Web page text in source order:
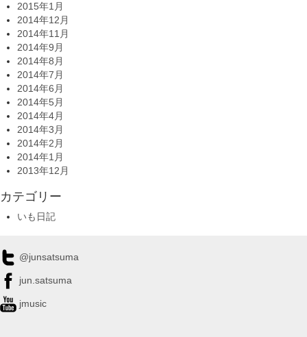
2015年1月
2014年12月
2014年11月
2014年9月
2014年8月
2014年7月
2014年6月
2014年5月
2014年4月
2014年3月
2014年2月
2014年1月
2013年12月
カテゴリー
いも日記
@junsatsuma
jun.satsuma
jmusic